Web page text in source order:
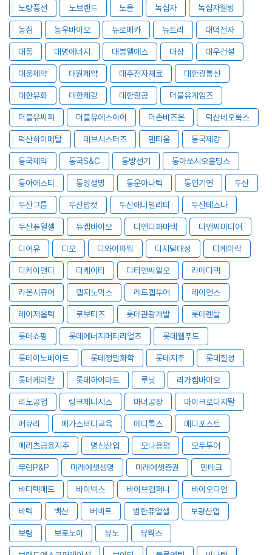
노랑풍선 노브랜드 노을 녹십자 녹십자웰빙
농심 농우바이오 뉴로메카 뉴트리 대덕전자
대동 대명에너지 대봉엘에스 대상 대우건설
대웅제약 대원제약 대주전자재료 대한광통신
대한유화 대한제강 대한항공 더블유게임즈
더블유씨피 더블유에스아이 더존비즈온 덕산네오룩스
덕산하이메탈 데브시스터즈 덴티움 동국제강
동국제약 동국S&C 동방선기 동아쏘시오홀딩스
동아에스티 동양생명 동운아나텍 동인기연 두산
두산그룹 두산밥캣 두산에너빌리티 두산테스나
두산퓨얼셀 듀켐바이오 디앤디파마텍 디앤씨미디어
디어유 디오 디와이파워 디지털대성 디케이락
디케이앤디 디케이티 디티앤씨알오 라메디텍
라온시큐어 랩지노믹스 레드캡투어 레이언스
레이저옵텍 로보티즈 롯데관광개발 롯데렌탈
롯데쇼핑 롯데에너지머티리얼즈 롯데웰푸드
롯데이노베이트 롯데정밀화학 롯데지주 롯데칠성
롯데케미칼 롯데하이마트 루닛 리가켐바이오
리노공업 링크제니시스 마녀공장 마이크로디지탈
머큐리 메가스터디교육 메디톡스 메디포스트
메리츠금융지주 명신산업 모나용평 모두투어
무림P&P 미래에셋생명 미래에셋증권 민테크
바디텍메드 바이넥스 바이브컴퍼니 바이오다인
바텍 백산 버넥트 범한퓨얼셀 보광산업
보령 보로노이 뷰노 뷰웍스